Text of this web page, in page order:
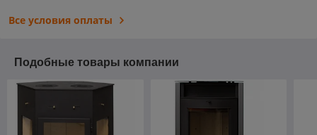
Все условия оплаты
Подобные товары компании